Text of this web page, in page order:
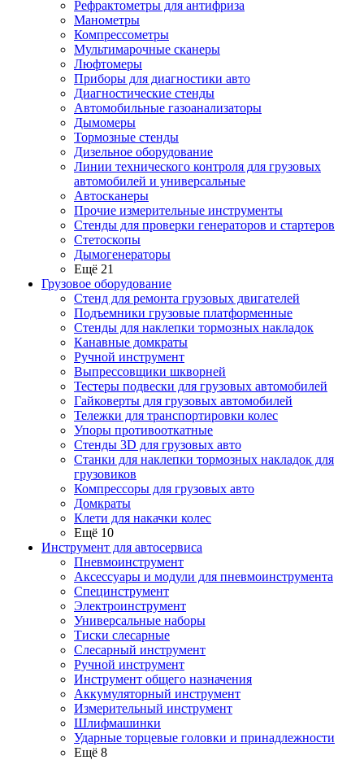
Рефрактометры для антифриза
Манометры
Компрессометры
Мультимарочные сканеры
Люфтомеры
Приборы для диагностики авто
Диагностические стенды
Автомобильные газоанализаторы
Дымомеры
Тормозные стенды
Дизельное оборудование
Линии технического контроля для грузовых
автомобилей и универсальные
Автосканеры
Прочие измерительные инструменты
Стенды для проверки генераторов и стартеров
Стетоскопы
Дымогенераторы
Ещё 21
Грузовое оборудование
Стенд для ремонта грузовых двигателей
Подъемники грузовые платформенные
Стенды для наклепки тормозных накладок
Канавные домкраты
Ручной инструмент
Выпрессовщики шкворней
Тестеры подвески для грузовых автомобилей
Гайковерты для грузовых автомобилей
Тележки для транспортировки колес
Упоры противооткатные
Стенды 3D для грузовых авто
Станки для наклепки тормозных накладок для
грузовиков
Компрессоры для грузовых авто
Домкраты
Клети для накачки колес
Ещё 10
Инструмент для автосервиса
Пневмоинструмент
Аксессуары и модули для пневмоинструмента
Специнструмент
Электроинструмент
Универсальные наборы
Тиски слесарные
Слесарный инструмент
Ручной инструмент
Инструмент общего назначения
Аккумуляторный инструмент
Измерительный инструмент
Шлифмашинки
Ударные торцевые головки и принадлежности
Ещё 8